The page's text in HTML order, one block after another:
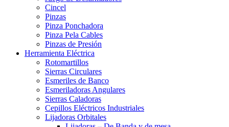
Cincel
Pinzas
Pinza Ponchadora
Pinza Pela Cables
Pinzas de Presión
Herramienta Eléctrica
Rotomartillos
Sierras Circulares
Esmeriles de Banco
Esmeriladoras Angulares
Sierras Caladoras
Cepillos Eléctricos Industriales
Lijadoras Orbitales